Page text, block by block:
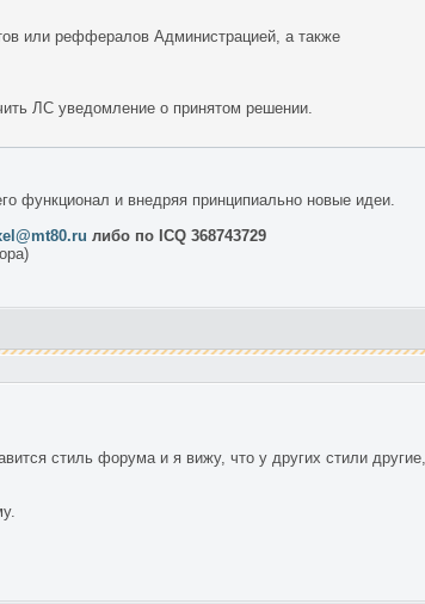
или реффералов Администрацией, а также
ЛС уведомление о принятом решении.
функционал и внедряя принципиально новые идеи.
либо по ICQ 368743729
стиль форума и я вижу, что у других стили